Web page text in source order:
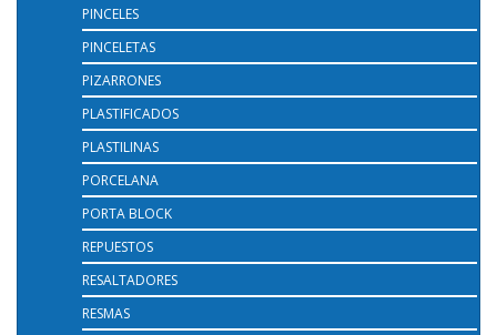
PINCELES
PINCELETAS
PIZARRONES
PLASTIFICADOS
PLASTILINAS
PORCELANA
PORTA BLOCK
REPUESTOS
RESALTADORES
RESMAS